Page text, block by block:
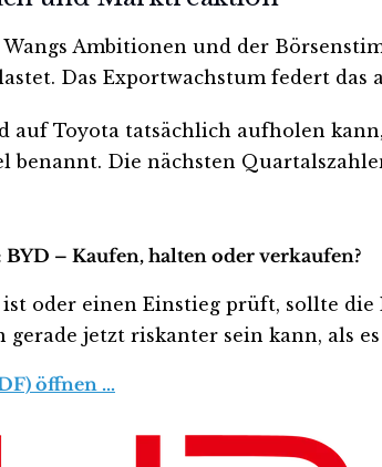
Wangs Ambitionen und der
Das Exportwachstum federt
auf Toyota tatsächlich aufholen
benannt. Die nächsten
BYD – Kaufen, halten oder verkaufen?
oder einen Einstieg prüft, sollte
gerade jetzt riskanter sein kann, als
öffnen …